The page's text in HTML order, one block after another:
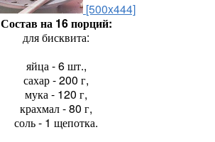
[500x444]
Состав на 16 порций:
для бисквита:
яйца - 6 шт.,
сахар - 200 г,
мука - 120 г,
крахмал - 80 г,
соль - 1 щепотка.